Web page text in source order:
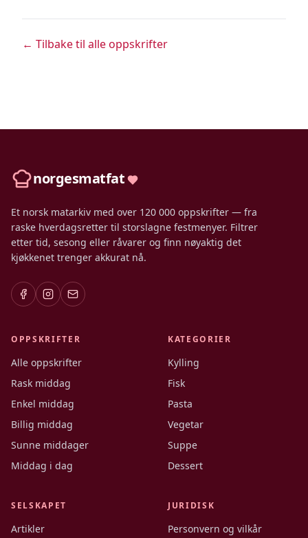
← Tilbake til alle oppskrifter
norgesmatfat
Et norsk matarkiv med over 120 000 oppskrifter — fra
raske hverdagsretter til storslagne festmenyer. Filtrer
etter tid, sesong eller råvarer og finn nøyaktig det
kjøkkenet trenger akkurat nå.
OPPSKRIFTER
Alle oppskrifter
Rask middag
Enkel middag
Billig middag
Sunne middager
Middag i dag
KATEGORIER
Kylling
Fisk
Pasta
Vegetar
Suppe
Dessert
SELSKAPET
Artikler
JURIDISK
Personvern og vilkår